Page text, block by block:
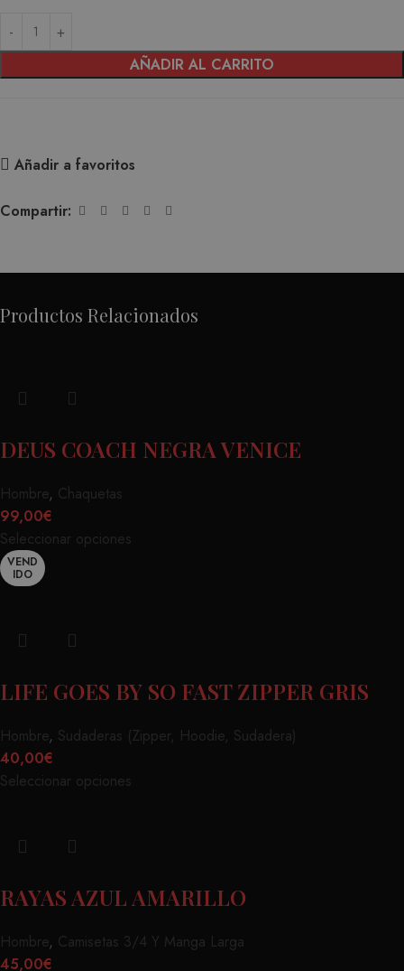
AÑADIR AL CARRITO
Añadir a favoritos
Compartir:
Productos Relacionados
DEUS COACH NEGRA VENICE
Hombre, Chaquetas
99,00€
Seleccionar opciones
VEND
IDO
LIFE GOES BY SO FAST ZIPPER GRIS
Hombre, Sudaderas (Zipper, Hoodie, Sudadera)
40,00€
Seleccionar opciones
RAYAS AZUL AMARILLO
Hombre, Camisetas 3/4 Y Manga Larga
45,00€